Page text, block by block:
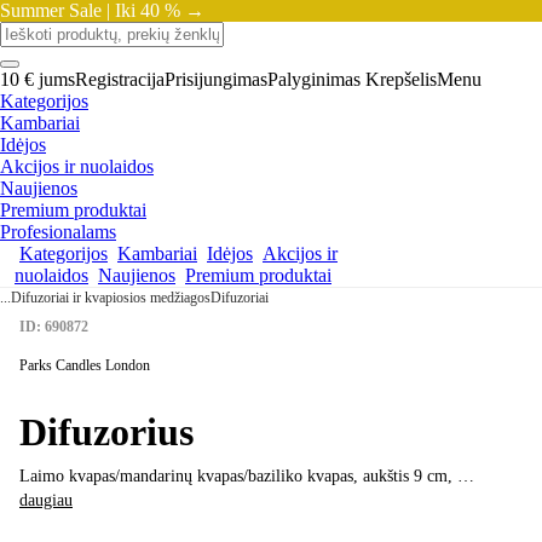
Summer Sale | Iki 40 % →
10 € jumsRegistracijaPrisijungimasPalyginimas KrepšelisMenu
Kategorijos
Kambariai
Idėjos
Akcijos ir nuolaidos
Naujienos
Premium produktai
Profesionalams
Kategorijos Kambariai Idėjos Akcijos ir
nuolaidos Naujienos Premium produktai
...Difuzoriai ir kvapiosios medžiagosDifuzoriai
ID: 690872
Parks Candles London
Difuzorius
Laimo kvapas/mandarinų kvapas/baziliko kvapas, aukštis 9 cm, …
daugiau